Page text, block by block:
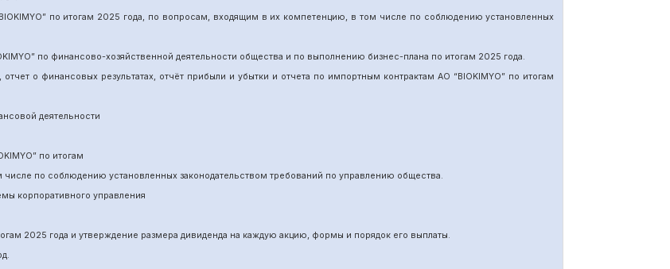
”по итогам 2025 года, по вопросам, входящим в их компетенцию, в том числе по соблюдению установленных
”по финансово-хозяйственной деятельности общества и по выполнению бизнес-плана по итогам 2025 года.
о финансовых результатах, отчёт прибыли и убытки и отчета по импортным контрактам АО “BIOKIMYO” по итогам
деятельности
”по итогам
по соблюдению установленных законодательством требований по управлению общества.
корпоративного управления
2025 года и утверждение размера дивиденда на каждую акцию, формы и порядок его выплаты.